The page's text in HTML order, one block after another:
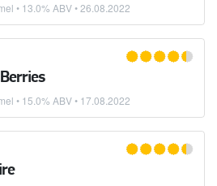
• 13.0% ABV •26.08.2022
• 15.0% ABV • 17.08.2022